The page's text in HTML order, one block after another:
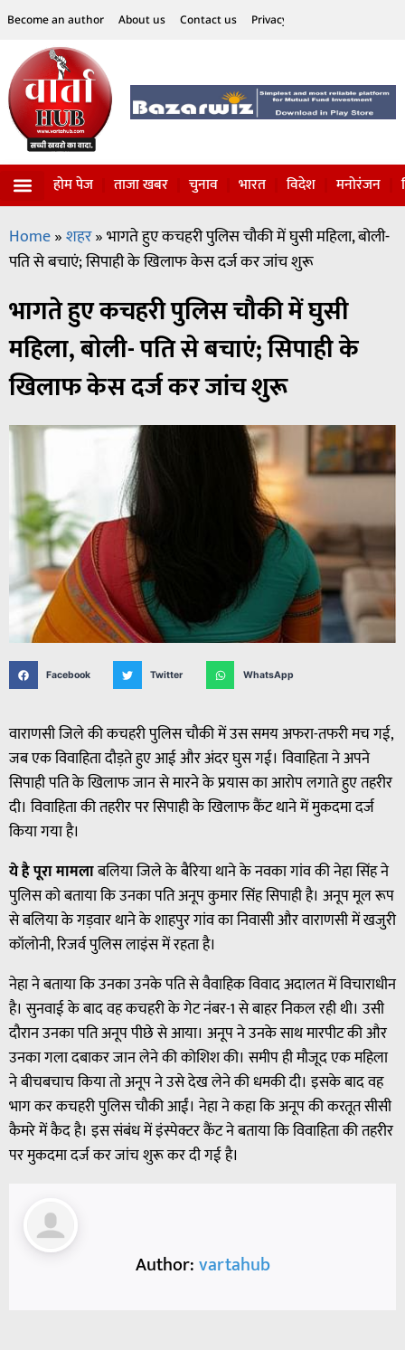
Become an author About us Contact us Privacy Policy
होम पेज ताजा खबर चुनाव भारत विदेश मनोरंजन
Home»शहर»भागते हुए कचहरी पुलिस चौकी में घुसी महिला, बोली-
पति से बचाएं; सिपाही के खिलाफ केस दर्ज कर जांच शुरू
भागते हुए कचहरी पुलिस चौकी में घुसी
महिला, बोली- पति से बचाएं; सिपाही के
खिलाफ केस दर्ज कर जांच शुरू
Facebook Twitter WhatsApp
वाराणसी जिले की कचहरी पुलिस चौकी में उस समय अफरा-तफरी मच गई,
जब एक विवाहिता दौड़ते हुए आई और अंदर घुस गई। विवाहिता ने अपने
सिपाही पति के खिलाफ जान से मारने के प्रयास का आरोप लगाते हुए तहरीर
दी। विवाहिता की तहरीर पर सिपाही के खिलाफ कैंट थाने में मुकदमा दर्ज
किया गया है।
ये है पूरा मामलाबलिया जिले के बैरिया थाने के नवका गांव की नेहा सिंह ने
पुलिस को बताया कि उनका पति अनूप कुमार सिंह सिपाही है। अनूप मूल रूप
से बलिया के गड़वार थाने के शाहपुर गांव का निवासी और वाराणसी में खजुरी
कॉलोनी, रिजर्व पुलिस लाइंस में रहता है।
नेहा ने बताया कि उनका उनके पति से वैवाहिक विवाद अदालत में विचाराधीन
है। सुनवाई के बाद वह कचहरी के गेट नंबर-1 से बाहर निकल रही थी। उसी
दौरान उनका पति अनूप पीछे से आया। अनूप ने उनके साथ मारपीट की और
उनका गला दबाकर जान लेने की कोशिश की। समीप ही मौजूद एक महिला
ने बीचबचाच किया तो अनूप ने उसे देख लेने की धमकी दी। इसके बाद वह
भाग कर कचहरी पुलिस चौकी आईं। नेहा ने कहा कि अनूप की करतूत सीसी
कैमरे में कैद है। इस संबंध में इंस्पेक्टर कैंट ने बताया कि विवाहिता की तहरीर
पर मुकदमा दर्ज कर जांच शुरू कर दी गई है।
Author:vartahub